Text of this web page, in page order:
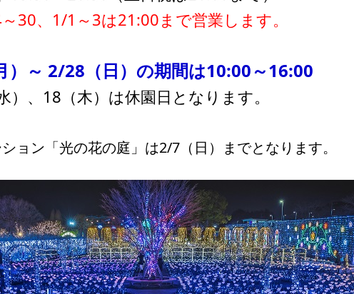
30、1/1～3は21:00まで営業します。
～ 2/28（日）の期間は10:00～16:00
、18（木）は休園日となります。
ョン「光の花の庭」は2/7（日）までとなります。